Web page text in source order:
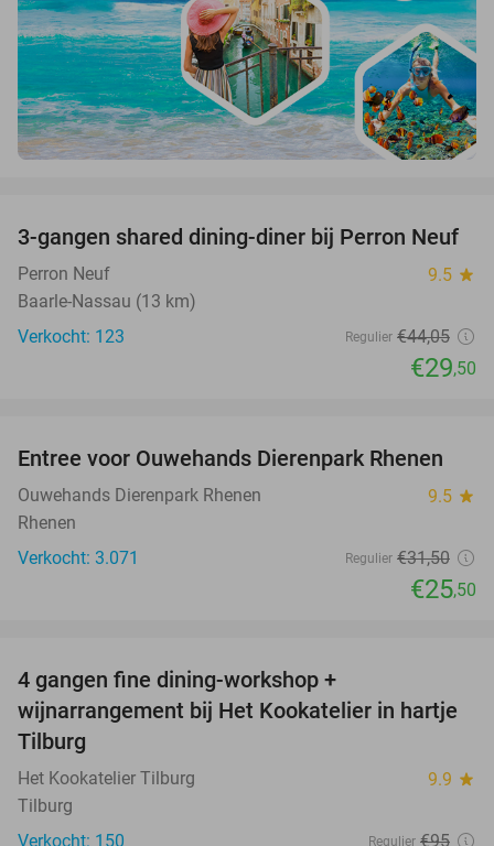
33%
3-gangen shared dining-diner bij Perron Neuf
Perron Neuf 9.5 star
Baarle-Nassau (13 km)
Verkocht: 123
Regulier €44,05
€29,50
19%
Entree voor Ouwehands Dierenpark Rhenen
Ouwehands Dierenpark Rhenen 9.5 star
Rhenen
Verkocht: 3.071
Regulier €31,50
€25,50
4 gangen fine dining-workshop +
wijnarrangement bij Het Kookatelier in hartje
Tilburg
Het Kookatelier Tilburg 9.9 star
Tilburg
Verkocht: 150
Regulier €95